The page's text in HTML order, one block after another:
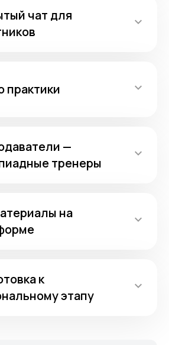
чат для
практики
—
тренеры
на
к
этапу